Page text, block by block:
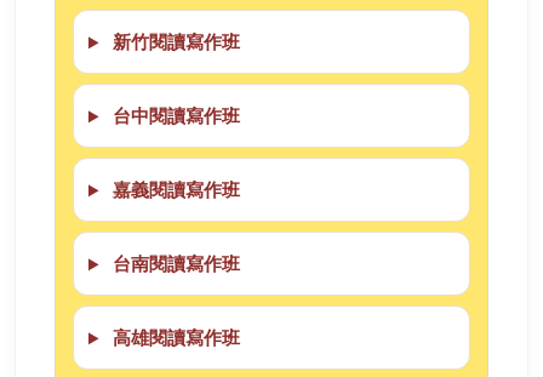
新竹閱讀寫作班
台中閱讀寫作班
嘉義閱讀寫作班
台南閱讀寫作班
高雄閱讀寫作班